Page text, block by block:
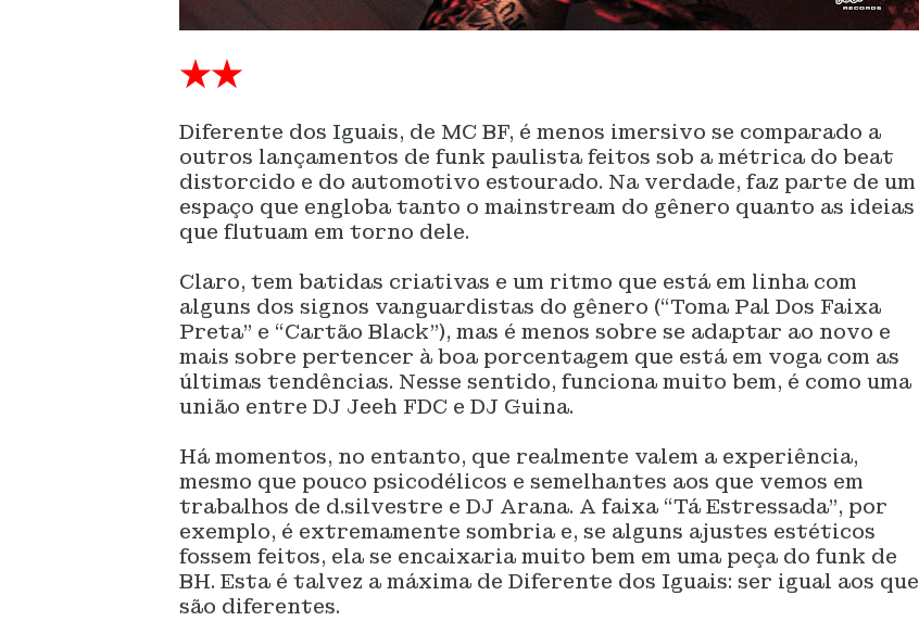
★★
Diferente dos Iguais, de MC BF, é menos imersivo se comparado a
outros lançamentos de funk paulista feitos sob a métrica do beat
distorcido e do automotivo estourado. Na verdade, faz parte de um
espaço que engloba tanto o mainstream do gênero quanto as ideias
que flutuam em torno dele.
Claro, tem batidas criativas e um ritmo que está em linha com
alguns dos signos vanguardistas do gênero (“Toma Pal Dos Faixa
Preta” e “Cartão Black”), mas é menos sobre se adaptar ao novo e
mais sobre pertencer à boa porcentagem que está em voga com as
últimas tendências. Nesse sentido, funciona muito bem, é como uma
união entre DJ Jeeh FDC e DJ Guina.
Há momentos, no entanto, que realmente valem a experiência,
mesmo que pouco psicodélicos e semelhantes aos que vemos em
trabalhos de d.silvestre e DJ Arana. A faixa “Tá Estressada”, por
exemplo, é extremamente sombria e, se alguns ajustes estéticos
fossem feitos, ela se encaixaria muito bem em uma peça do funk de
BH. Esta é talvez a máxima de Diferente dos Iguais: ser igual aos que
são diferentes.